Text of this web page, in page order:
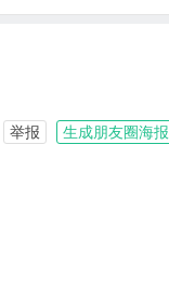
举报 生成朋友圈海报